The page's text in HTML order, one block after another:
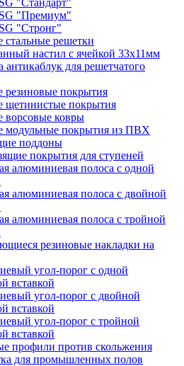
"Стандарт"
"Премиум"
"Стронг"
стальные решетки
настил с ячейкой 33х11мм
антикаблук для решетчатого
резиновые покрытия
щетинистые покрытия
ворсовые ковры
модульные покрытия из ПВХ
поддоны
покрытия для ступеней
алюминиевая полоса с одной
алюминиевая полоса с двойной
алюминиевая полоса с тройной
резиновые накладки на
угол-порог с одной
вставкой
угол-порог с двойной
вставкой
угол-порог с тройной
вставкой
профили против скольжения
для промышленных полов